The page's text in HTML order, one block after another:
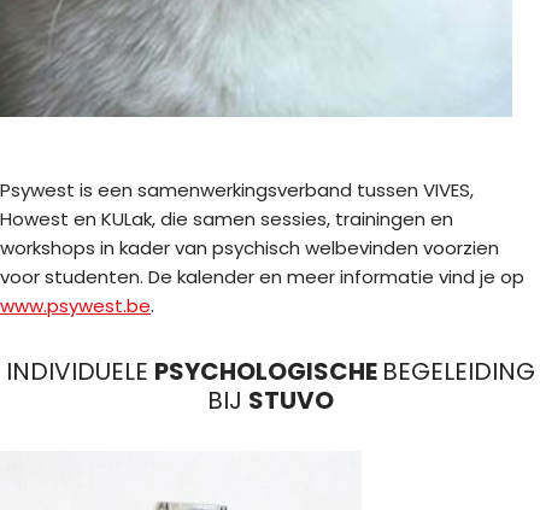
Psywest is een samenwerkingsverband tussen VIVES,
Howest en KULak, die samen sessies, trainingen en
workshops in kader van psychisch welbevinden voorzien
voor studenten. De kalender en meer informatie vind je op
www.psywest.be.
INDIVIDUELE PSYCHOLOGISCHE BEGELEIDING
BIJ STUVO